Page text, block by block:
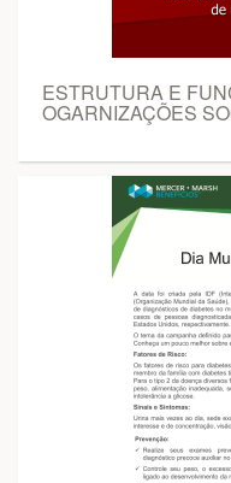
ESTRUTURA E
OGARNIZAÇÕES